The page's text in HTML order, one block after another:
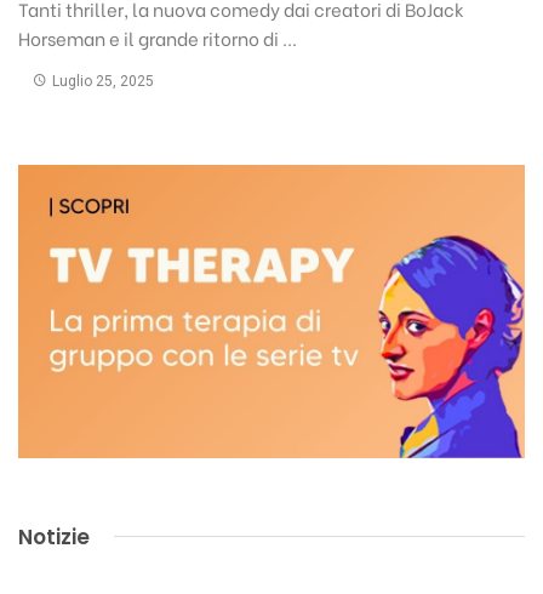
Tanti thriller, la nuova comedy dai creatori di BoJack
Horseman e il grande ritorno di ...
Luglio 25, 2025
Notizie